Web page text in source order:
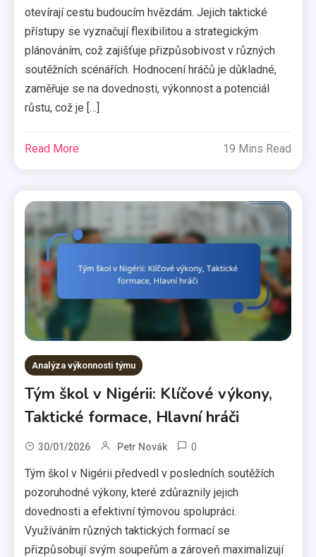
otevírají cestu budoucím hvězdám. Jejich taktické
přístupy se vyznačují flexibilitou a strategickým
plánováním, což zajišťuje přizpůsobivost v různých
soutěžních scénářích. Hodnocení hráčů je důkladné,
zaměřuje se na dovednosti, výkonnost a potenciál
růstu, což je […]
Read More 19 Mins Read
Analýza výkonnosti týmu
Tým škol v Nigérii: Klíčové výkony,
Taktické formace, Hlavní hráči
30/01/2026 Petr Novák 0
Tým škol v Nigérii předvedl v posledních soutěžích
pozoruhodné výkony, které zdůraznily jejich
dovednosti a efektivní týmovou spolupráci.
Využíváním různých taktických formací se
přizpůsobují svým soupeřům a zároveň maximalizují